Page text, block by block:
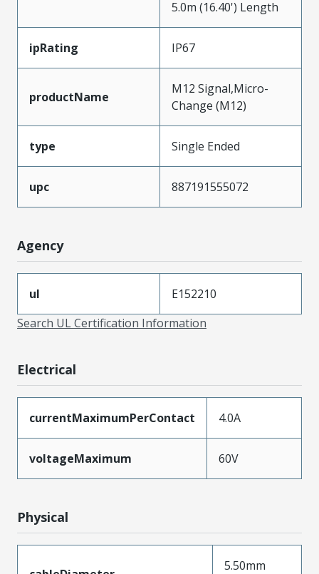
5.0m (16.40') Length
ipRating IP67
productName
M12 Signal,Micro-
Change (M12)
type Single Ended
upc 887191555072
Agency
ul
E152210
Search UL Certification Information
Electrical
currentMaximumPerContact 4.0A
voltageMaximum 60V
Physical
5.50mm